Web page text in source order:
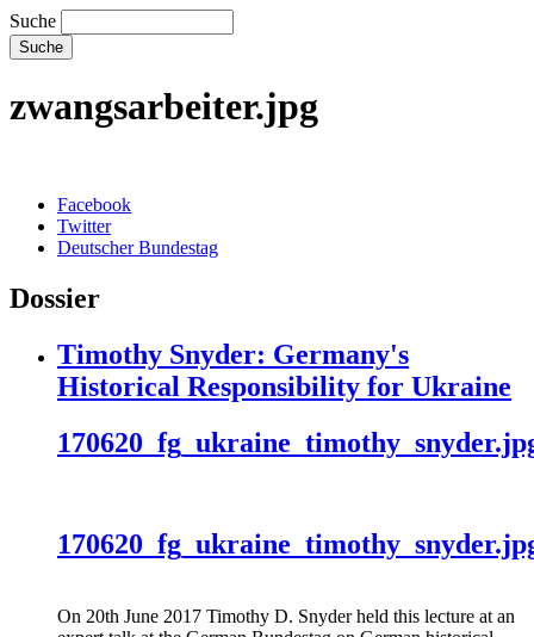
Suche
zwangsarbeiter.jpg
Facebook
Twitter
Deutscher Bundestag
Dossier
Timothy Snyder: Germany's
Historical Responsibility for Ukraine
On 20th June 2017 Timothy D. Snyder held this lecture at an